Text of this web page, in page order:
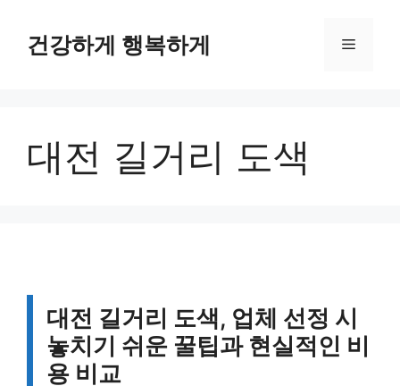
건강하게 행복하게 메
대전 길거리 도색
대전 길거리 도색, 업체 선정 시
놓치기 쉬운 꿀팁과 현실적인 비
용 비교